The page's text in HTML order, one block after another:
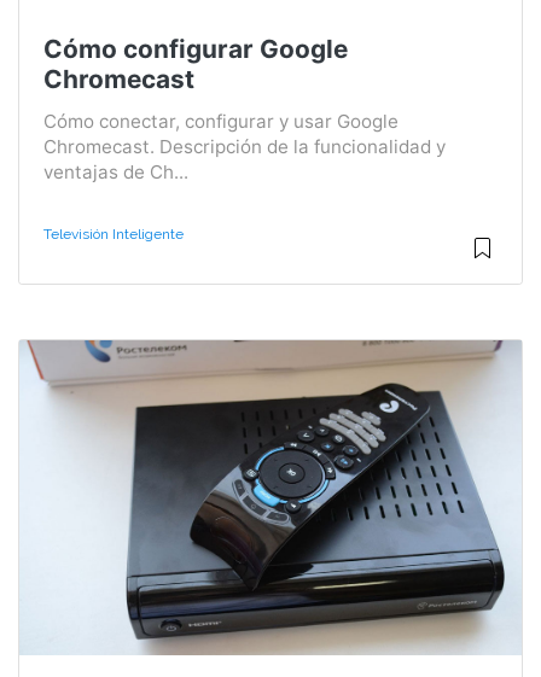
Cómo configurar Google
Chromecast
Cómo conectar, configurar y usar Google
Chromecast. Descripción de la funcionalidad y
ventajas de Ch...
Televisión Inteligente